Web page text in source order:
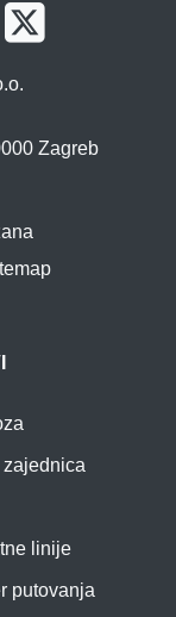
Zagreb
zajednica
linije
putovanja